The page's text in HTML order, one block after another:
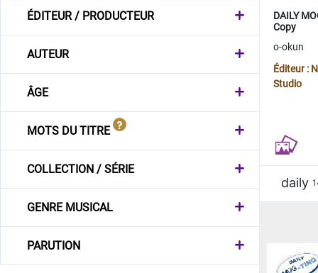
ÉDITEUR / PRODUCTEUR
AUTEUR
ÂGE
MOTS DU TITRE
COLLECTION / SÉRIE
GENRE MUSICAL
PARUTION
DAILY
Copy
o-okun
Éditeur :
Studio
daily